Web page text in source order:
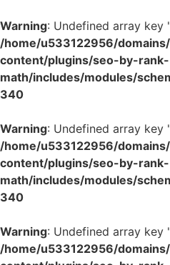
Warning: Undefined array key
/home/u533122956/
content/plugins/seo-by-rank-
math/includes/modules/
340
Warning: Undefined array key
/home/u533122956/
content/plugins/seo-by-rank-
math/includes/modules/
340
Warning: Undefined array key
/home/u533122956/